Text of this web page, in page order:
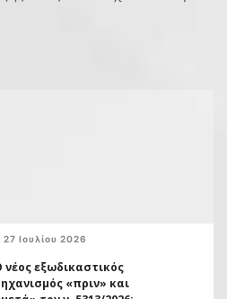
27 Ιουλίου 2026
νέος εξωδικαστικός
«πριν» και